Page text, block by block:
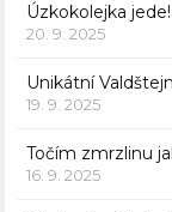
Úzkokolejka
20. 9. 2025
Unikátní
19. 9. 2025
Točím zmrzlinu
16. 9. 2025